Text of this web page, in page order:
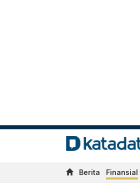
Berita Finansial